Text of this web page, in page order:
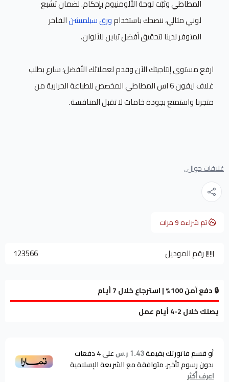
المطاطي وثبّت لوحة الألومنيوم بإحكام. لضمان تشبع
لوني مثالي، ننصحك باستخدامورق سبلميشنالفاخر
المتوفر لدينا لتحقيق أفضل تباين للألوان.
ارفع مستوى إنتاجيتك الآن وقدم لعملائك الأفضل؛ سارع بطلب
غلاف ايفون 6 اس المطاطي المخصص للطباعة الحرارية من
متجرنا واستمتع بجودة خامات لا تقبل المنافسة.
غلافات جوال ,
تم شراءه9مرات
رقم الموديل 123566
🔒 دفع آمن 100% | استرجاع خلال 7 أيام
يصلك خلال 2-4 أيام عمل
أو قسم فاتورتك بقيمة1.43 ر.س على4دفعات
بدون رسوم تأخير، متوافقة مع الشريعة الإسلامية
اعرف أكثر